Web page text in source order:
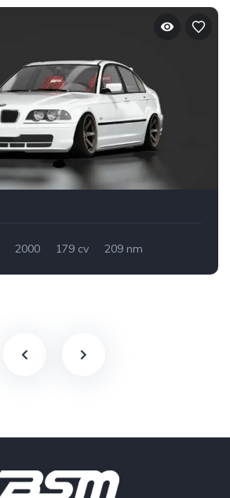
2000 179 cv
209 nm